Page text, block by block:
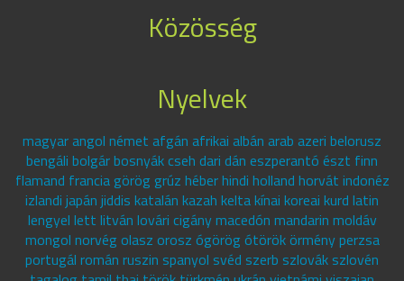
Közösség
Nyelvek
magyar angol német afgán afrikai albán arab azeri belorusz
bengáli bolgár bosnyák cseh dari dán eszperantó észt finn
flamand francia görög grúz héber hindi holland horvát indonéz
izlandi japán jiddis katalán kazah kelta kínai koreai kurd latin
lengyel lett litván lovári cigány macedón mandarin moldáv
mongol norvég olasz orosz ógörög ótörök örmény perzsa
portugál román ruszin spanyol svéd szerb szlovák szlovén